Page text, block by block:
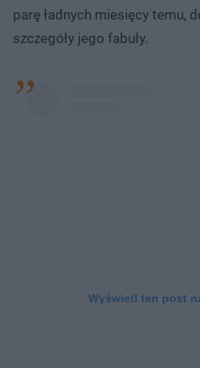
parę ładnych miesięcy temu,
szczegóły jego fabuły.
Wyświetl ten post